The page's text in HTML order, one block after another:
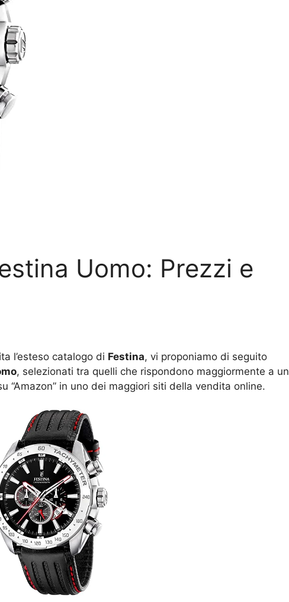
Uomo: Prezzi e
l’esteso catalogo di Festina, vi proponiamo di seguito
, selezionati tra quelli che rispondono maggiormente a un
“Amazon” in uno dei maggiori siti della vendita online.